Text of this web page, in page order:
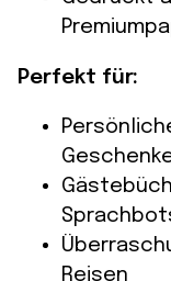
Perfekt für:
Reisen